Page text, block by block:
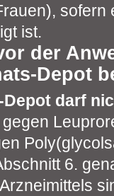
sofern
ist.
der
Depot
darf
6.